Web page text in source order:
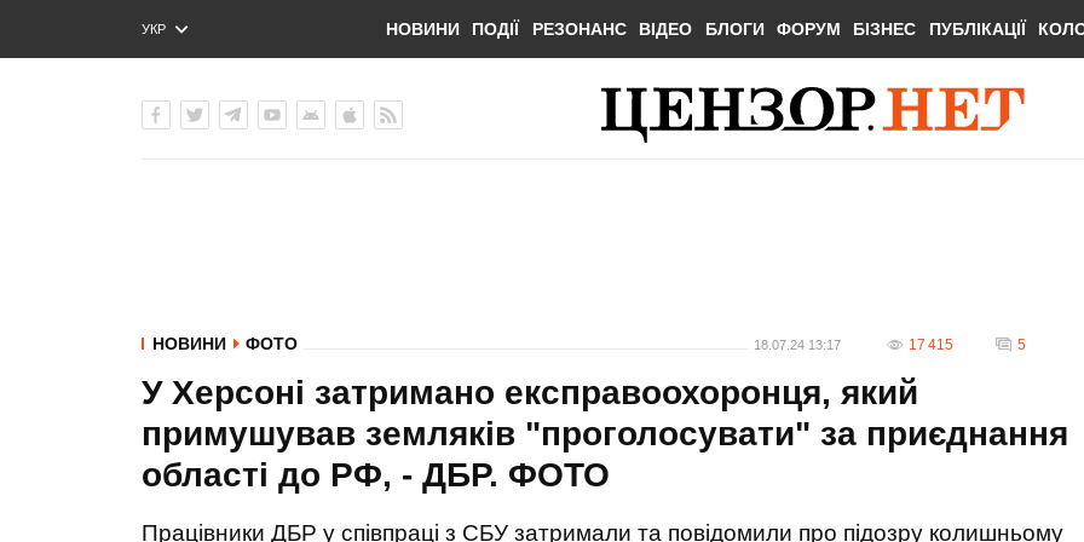
УКР
ENG
НОВИНИ ПОДІЇ РЕЗОНАНС ВІДЕО БЛОГИ ФОРУМ БІЗНЕС ПУБЛІКАЦІЇ
НОВИНИ ФОТО 18.07.24 13:17 17 415 5
У Херсоні затримано експравоохоронця, який
примушував земляків "проголосувати" за приєднання
області до РФ, - ДБР. ФОТО
Працівники ДБР у співпраці з СБУ затримали та повідомили про підозру колишньому